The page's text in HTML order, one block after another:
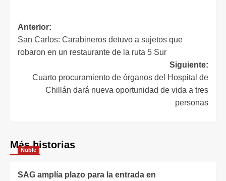
Anterior:
San Carlos: Carabineros detuvo a sujetos que
robaron en un restaurante de la ruta 5 Sur
Siguiente:
Cuarto procuramiento de órganos del Hospital de
Chillán dará nueva oportunidad de vida a tres
personas
Más historias
Ñuble
SAG amplía plazo para la entrada en